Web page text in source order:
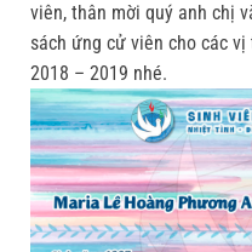
viên, thân mời quý anh chị
sách ứng cử viên cho các
2018 – 2019 nhé.